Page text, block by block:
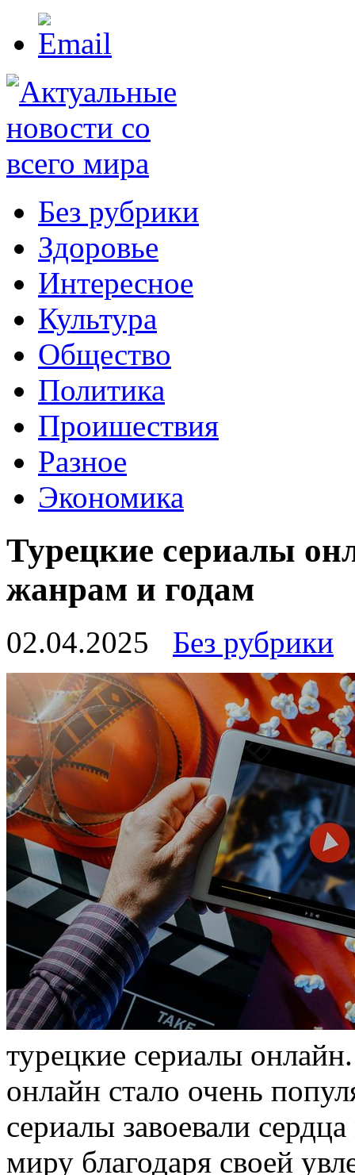
Без рубрики
Здоровье
Интересное
Культура
Общество
Политика
Проишествия
Разное
Экономика
Турецкие сериалы
жанрам и годам
02.04.2025 Без рубрики
турeцкиe сeриaлы
онлайн стало очень
сериалы завоевали
миру благодаря своей